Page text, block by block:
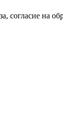
согласие на